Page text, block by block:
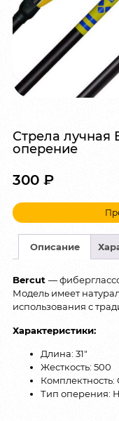
Стрела лучная
оперение
300 ₽
Описание
Bercut —
Модель имеет
использования с
Характеристики:
Длина: 31″
Жесткость: 500
Тип оперения: